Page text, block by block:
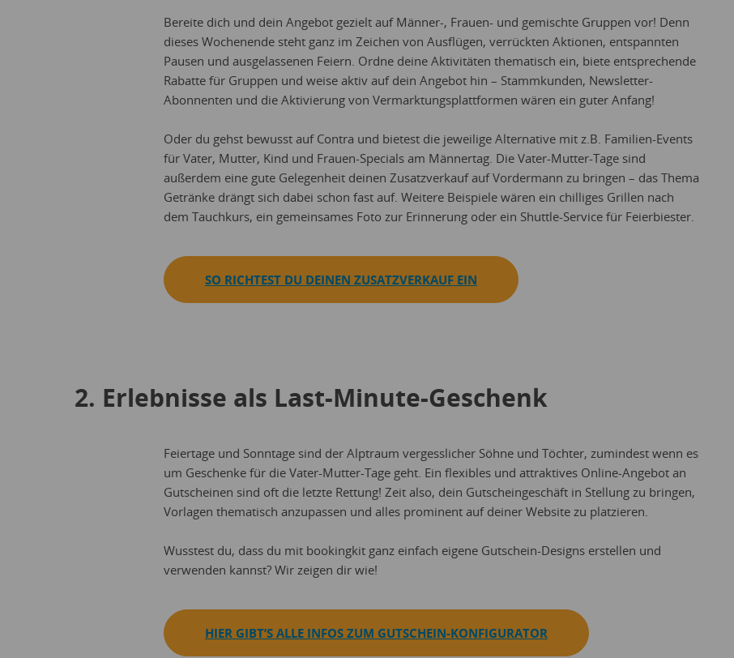
Bereite dich und dein Angebot gezielt auf Männer-, Frauen- und gemischte Gruppen vor! Denn
dieses Wochenende steht ganz im Zeichen von Ausflügen, verrückten Aktionen, entspannten
Pausen und ausgelassenen Feiern. Ordne deine Aktivitäten thematisch ein, biete entsprechende
Rabatte für Gruppen und weise aktiv auf dein Angebot hin – Stammkunden, Newsletter-
Abonnenten und die Aktivierung von Vermarktungsplattformen wären ein guter Anfang!
Oder du gehst bewusst auf Contra und bietest die jeweilige Alternative mit z.B. Familien-Events
für Vater, Mutter, Kind und Frauen-Specials am Männertag. Die Vater-Mutter-Tage sind
außerdem eine gute Gelegenheit deinen Zusatzverkauf auf Vordermann zu bringen – das Thema
Getränke drängt sich dabei schon fast auf. Weitere Beispiele wären ein chilliges Grillen nach
dem Tauchkurs, ein gemeinsames Foto zur Erinnerung oder ein Shuttle-Service für Feierbiester.
SO RICHTEST DU DEINEN ZUSATZVERKAUF EIN
2. Erlebnisse als Last-Minute-Geschenk
Feiertage und Sonntage sind der Alptraum vergesslicher Söhne und Töchter, zumindest wenn es
um Geschenke für die Vater-Mutter-Tage geht. Ein flexibles und attraktives Online-Angebot an
Gutscheinen sind oft die letzte Rettung! Zeit also, dein Gutscheingeschäft in Stellung zu bringen,
Vorlagen thematisch anzupassen und alles prominent auf deiner Website zu platzieren.
Wusstest du, dass du mit bookingkit ganz einfach eigene Gutschein-Designs erstellen und
verwenden kannst? Wir zeigen dir wie!
HIER GIBT’S ALLE INFOS ZUM GUTSCHEIN-KONFIGURATOR